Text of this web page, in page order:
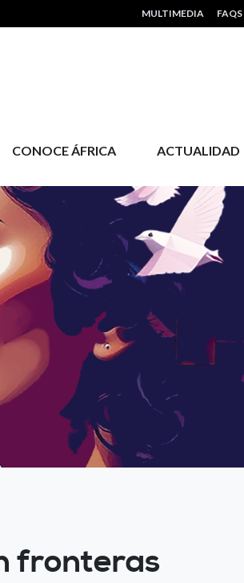
HEADER MENU
MULTIMEDIA FAQS
CONOCE ÁFRICA ACTUALIDAD
fronteras